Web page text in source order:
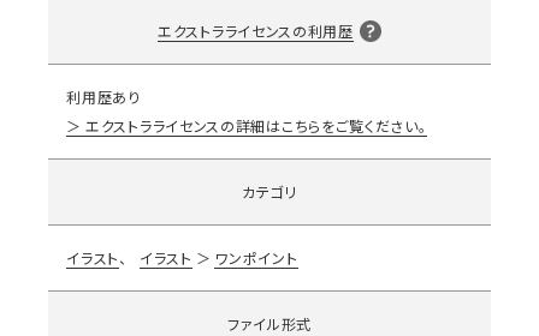
エクストラライセンスの利用歴
利用歴あり
エクストラライセンスの詳細はこちらをご覧ください。
カテゴリ
イラスト イラスト ワンポイント
ファイル形式